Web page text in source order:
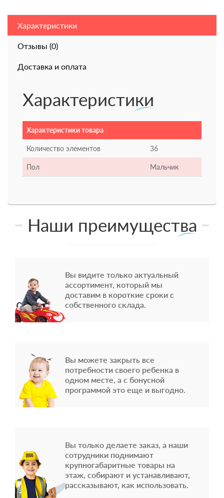
Характеристики
Отзывы (0)
Доставка и оплата
Характеристики
Характеристики товара
Количество элементов 36
Пол Мальчик
Наши преимущества
Вы видите только актуальный
ассортимент, который мы
доставим в короткие сроки с
собственного склада.
Вы можете закрыть все
потребности своего ребенка в
одном месте, а с бонусной
программой это еще и выгодно.
Вы только делаете заказ, а наши
сотрудники поднимают
крупногабаритные товары на
этаж, собирают и устанавливают,
рассказывают, как использовать.